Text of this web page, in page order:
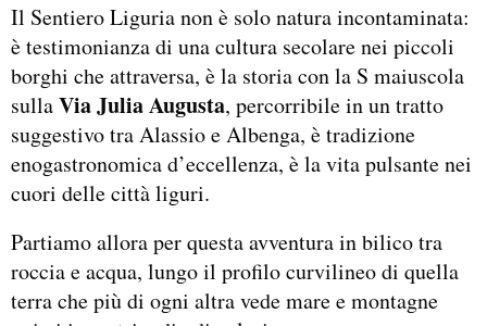
Il Sentiero Liguria non è solo natura incontaminata:
è testimonianza di una cultura secolare nei piccoli
borghi che attraversa, è la storia con la S maiuscola
sullaVia Julia Augusta, percorribile in un tratto
suggestivo tra Alassio e Albenga, è tradizione
enogastronomica d’eccellenza, è la vita pulsante nei
cuori delle città liguri.
Partiamo allora per questa avventura in bilico tra
roccia e acqua, lungo il profilo curvilineo di quella
terra che più di ogni altra vede mare e montagne